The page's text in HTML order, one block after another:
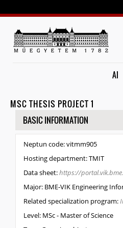
AI
MSC THESIS PROJECT 1
HIDE
BASIC INFORMATION
Neptun code:vitmm905
Hosting department:TMIT
Data sheet:https://
Major: BME-VIK Engineering
Related specialization program:
Level: MSc - Master of Science